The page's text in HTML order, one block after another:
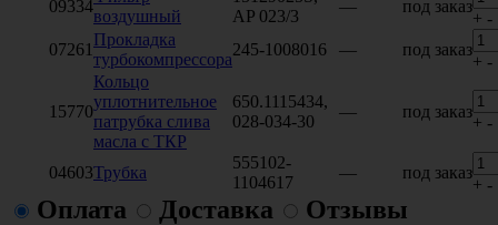
09334
воздушный
AP 023/3
— под заказ
+ -
07261
Прокладка
турбокомпрессора
245-1008016 — под заказ
+ -
15770
Кольцо
уплотнительное
патрубка слива
масла с ТКР
650.1115434,
028-034-30
— под заказ
+ -
04603Трубка
555102-
1104617
— под заказ
+ -
Оплата Доставка Отзывы